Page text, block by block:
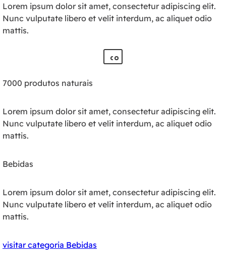
Lorem ipsum dolor sit amet, consectetur adipiscing elit.
Nunc vulputate libero et velit interdum, ac aliquet odio
mattis.
7000 produtos naturais
Lorem ipsum dolor sit amet, consectetur adipiscing elit.
Nunc vulputate libero et velit interdum, ac aliquet odio
mattis.
Bebidas
Lorem ipsum dolor sit amet, consectetur adipiscing elit.
Nunc vulputate libero et velit interdum, ac aliquet odio
mattis.
visitar categoria Bebidas